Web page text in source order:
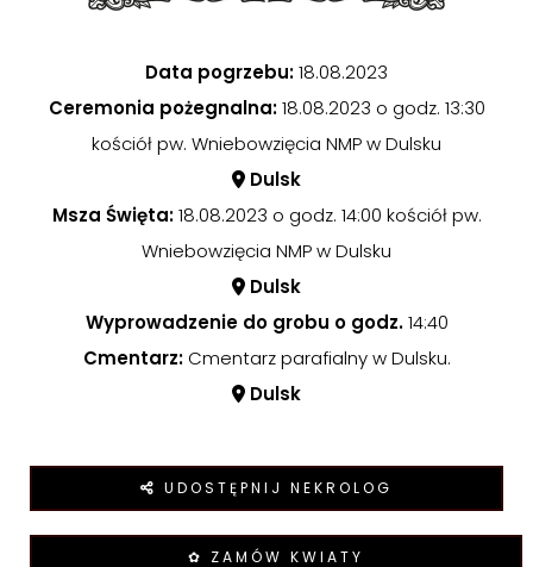
Data pogrzebu:18.08.2023
Ceremonia pożegnalna:18.08.2023 o godz. 13:30
kościół pw. Wniebowzięcia NMP w Dulsku
Dulsk
Msza Święta:18.08.2023 o godz. 14:00 kościół pw.
Wniebowzięcia NMP w Dulsku
Dulsk
Wyprowadzenie do grobu o godz.14:40
Cmentarz:Cmentarz parafialny w Dulsku.
Dulsk
UDOSTĘPNIJ NEKROLOG
✿ ZAMÓW KWIATY